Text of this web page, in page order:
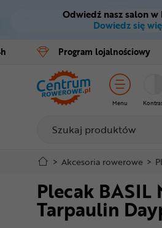
Menu główne
Informacje o
Szczegółowe
Stopka
Mapa strony
Odwiedź nasz salon w
Dowiedz się
Program lojalnościowy
Menu
Rowery
E-bike
Części
Akcesoria
Odzież
Kaski
Buty
> Akcesoria rowerowe >
Plecak BASIL
Tarpaulin